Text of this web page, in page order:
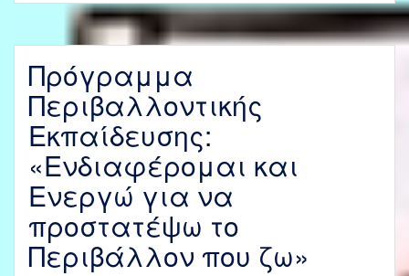
Πρόγραμμα
Περιβαλλοντικής
Εκπαίδευσης:
«Ενδιαφέρομαι και
Ενεργώ για να
προστατέψω το
Περιβάλλον που ζω»